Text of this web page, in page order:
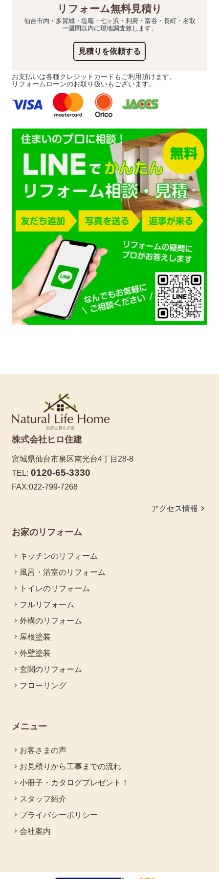
リフォーム無料見積り
仙台市内・多賀城・塩竈・七ヶ浜・利府・富谷・長町・名取
一週間以内に現地調査致します。
見積りを依頼する
お支払いは各種クレジットカードもご利用頂けます。
リフォームローンのお取り扱いもございます。
株式会社ヒロ住建
宮城県仙台市泉区南光台4丁目28-8
TEL: 0120-65-3330
FAX:022-799-7268
アクセス情報 keyboard_arrow_right
お家のリフォーム
キッチンのリフォーム
風呂・浴室のリフォーム
トイレのリフォーム
フルリフォーム
外構のリフォーム
屋根塗装
外壁塗装
玄関のリフォーム
フローリング
メニュー
お客さまの声
お見積りから工事までの流れ
小冊子・カタログプレゼント！
スタッフ紹介
プライバシーポリシー
会社案内